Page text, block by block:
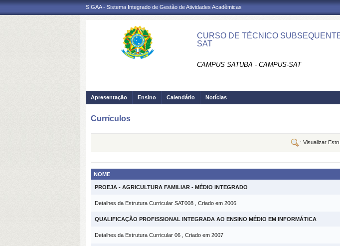
SIGAA - Sistema Integrado de Gestão de Atividades Acadêmicas
CURSO DE TÉCNICO
SAT
CAMPUS SATUBA - CAMPUS-SAT
Apresentação Ensino Calendário Notícias
Currículos
: Visualizar
NOME
PROEJA - AGRICULTURA FAMILIAR - MÉDIO INTEGRADO
Detalhes da Estrutura Curricular SAT008 , Criado em 2006
QUALIFICAÇÃO PROFISSIONAL INTEGRADA AO ENSINO MÉDIO EM INFORMÁTICA
Detalhes da Estrutura Curricular 06 , Criado em 2007